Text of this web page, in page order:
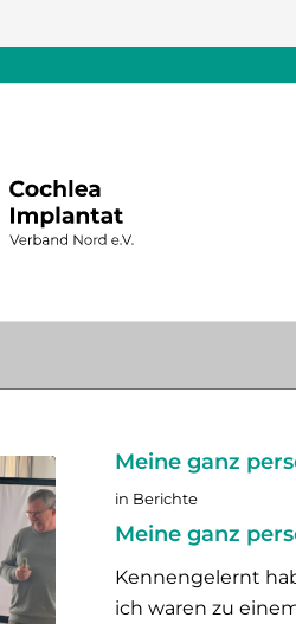
Meine ganz
in Berichte
Meine ganz
Kennengelernt
ich waren zu